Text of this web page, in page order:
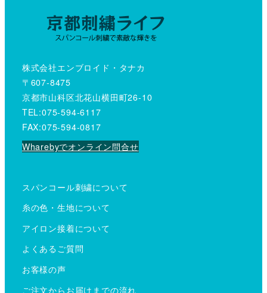
株式会社エンブロイド・タナカ
〒607-8475
京都市山科区北花山横田町26-10
TEL:075-594-6117
FAX:075-594-0817
Wharebyでオンライン問合せ
スパンコール刺繍について
糸の色・生地について
アイロン接着について
よくあるご質問
お客様の声
ご注文からお届けまでの流れ